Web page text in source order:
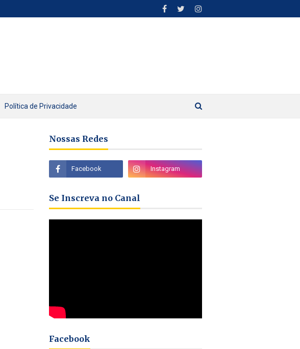
Política de Privacidade
Nossas Redes
Se Inscreva no Canal
Facebook